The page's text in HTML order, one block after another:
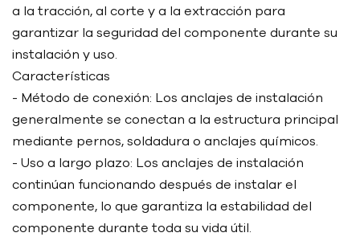
a la tracción, al corte y a la extracción para
garantizar la seguridad del componente durante su
instalación y uso.
Características
- Método de conexión: Los anclajes de instalación
generalmente se conectan a la estructura principal
mediante pernos, soldadura o anclajes químicos.
- Uso a largo plazo: Los anclajes de instalación
continúan funcionando después de instalar el
componente, lo que garantiza la estabilidad del
componente durante toda su vida útil.